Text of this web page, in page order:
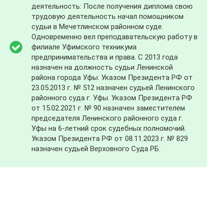
деятельность: После получения диплома свою
трудовую деятельность начал помощником
судьи в Мечетлинском районном суде.
Одновременно вел преподавательскую работу в
филиале Уфимского техникума
предпринимательства и права. С 2013 года
назначен на должность судьи Ленинской
района города Уфы. Указом Президента РФ от
23.05.2013 г. № 512 назначен судьей Ленинского
районного суда г. Уфы. Указом Президента РФ
от 15.02.2021 г. № 90 назначен заместителем
председателя Ленинского районного суда г.
Уфы на 6-летний срок судебных полномочий.
Указом Президента РФ от 08.11.2023 г. № 829
назначен судьей Верховного Суда РБ.